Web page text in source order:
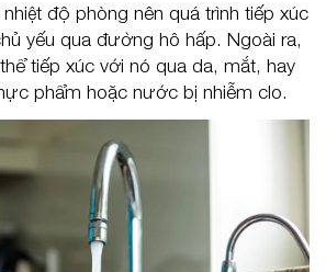
độ phòng nên quá trình tiếp xúc
yếu qua đường hô hấp. Ngoài ra,
tiếp xúc với nó qua da, mắt, hay
phẩm hoặc nước bị nhiễm clo.